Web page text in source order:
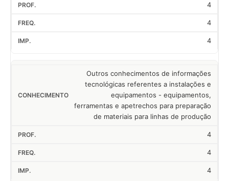
4
4
4
Outros conhecimentos de informações
tecnológicas referentes a instalações e
equipamentos - equipamentos,
ferramentas e apetrechos para preparação
de materiais para linhas de produção
4
4
4